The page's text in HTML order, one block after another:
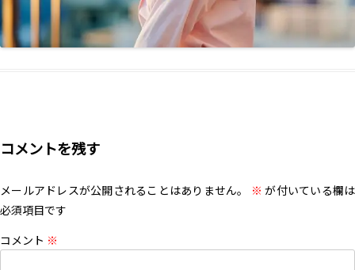
コメントを残す
メールアドレスが公開されることはありません。 ※ が付いている欄は
必須項目です
コメント ※